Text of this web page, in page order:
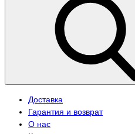
Доставка
Гарантия и возврат
О нас